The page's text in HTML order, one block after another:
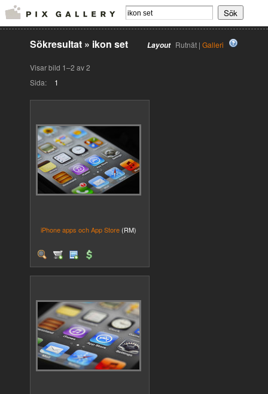
Layout Rutnät | Galleri
Sökresultat » ikon set
Visar bild 1–2 av 2
Sida:
1
iPhone apps och App Store (RM)